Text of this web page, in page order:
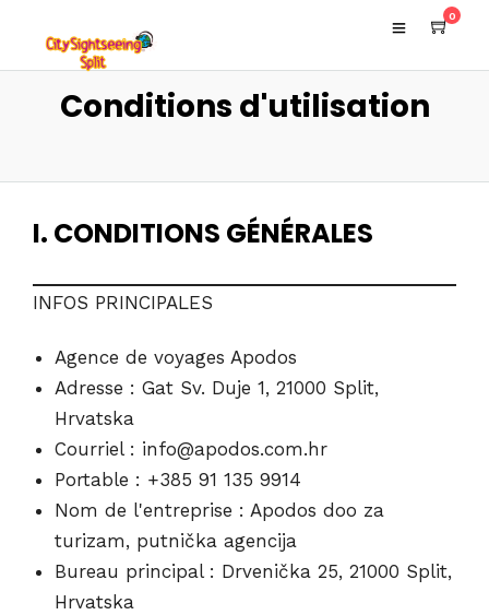
0
Conditions d'utilisation
I. CONDITIONS GÉNÉRALES
INFOS PRINCIPALES
Agence de voyages Apodos
Adresse : Gat Sv. Duje 1, 21000 Split,
Hrvatska
Courriel : info@apodos.com.hr
Portable : +385 91 135 9914
Nom de l'entreprise : Apodos doo za
turizam, putnička agencija
Bureau principal : Drvenička 25, 21000 Split,
Hrvatska